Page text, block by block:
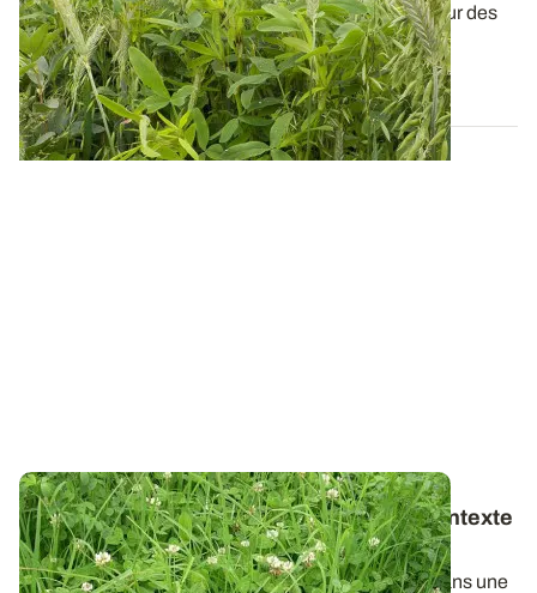
La sécurisation des systèmes fourragers est au cœur des
préoccupations de nombreux...
20 DÉC. 2018
Choisir ses espèces prairiales selon le contexte
et l’utilisation prévue
Le choix des espèces et des variétés à implanter dans une